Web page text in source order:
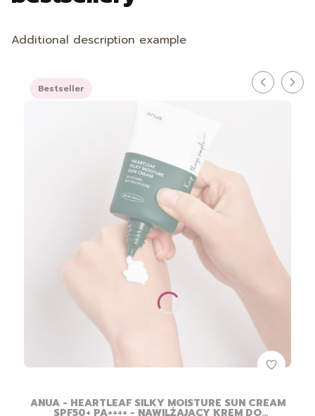
Additional description example
Bestseller
ANUA - HEARTLEAF SILKY MOISTURE SUN CREAM
SPF50+ PA++++ - NAWILŻAJĄCY KREM DO